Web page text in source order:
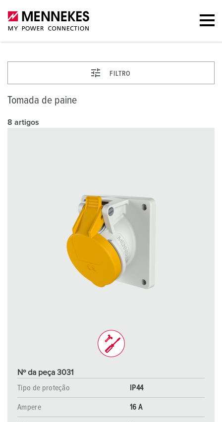
FILTRO
Tomada de paine
8 artigos
Nº da peça 3031
Tipo de proteção
IP44
Ampere 16 A